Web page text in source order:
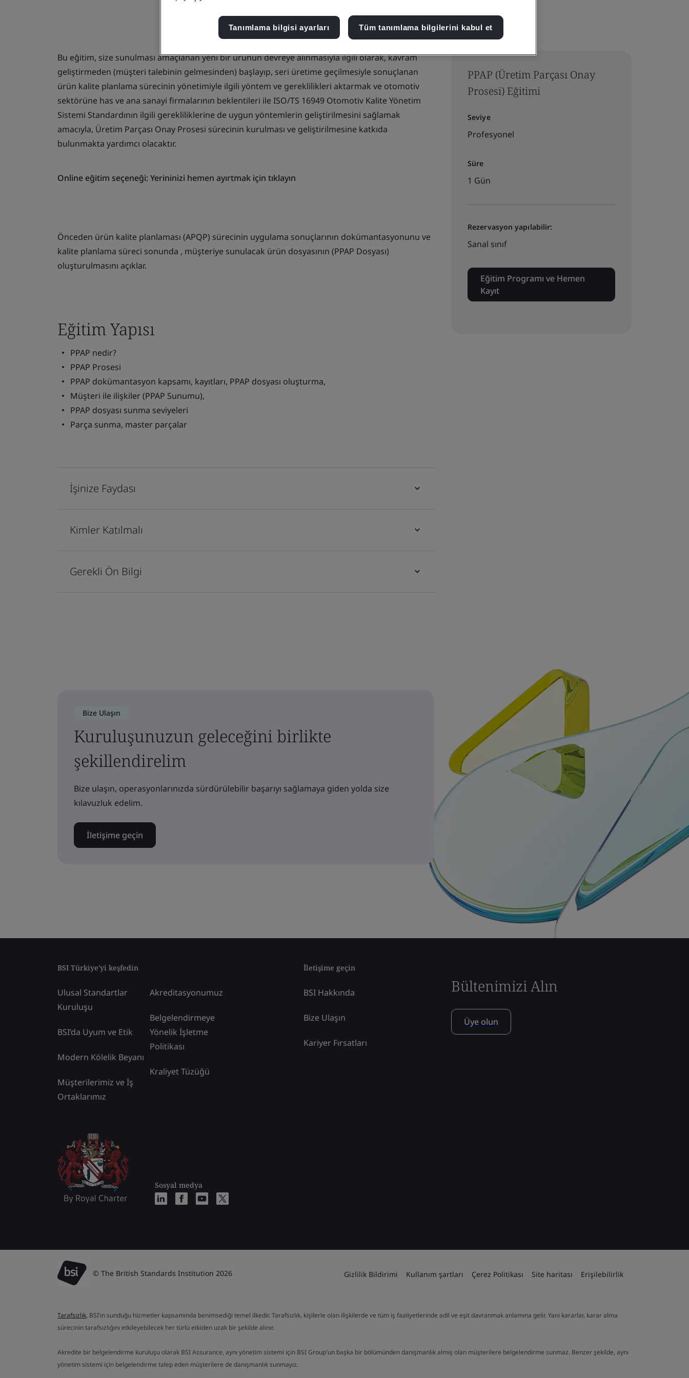
PPAP (Üretim Parçası Onay
Prosesi) Eğitimi
Seviye
Profesyonel
Süre
1 Gün
Rezervasyon yapılabilir:
Sanal sınıf
Eğitim Programı ve Hemen
Kayıt
Bu eğitim, size sunulması amaçlanan yeni bir ürünün devreye alınmasıyla ilgili olarak, kavram
geliştirmeden (müşteri talebinin gelmesinden) başlayıp, seri üretime geçilmesiyle sonuçlanan
ürün kalite planlama sürecinin yönetimiyle ilgili yöntem ve gereklilikleri aktarmak ve otomotiv
sektörüne has ve ana sanayi firmalarının beklentileri ile ISO/TS 16949 Otomotiv Kalite Yönetim
Sistemi Standardının ilgili gerekliliklerine de uygun yöntemlerin geliştirilmesini sağlamak
amacıyla, Üretim Parçası Onay Prosesi sürecinin kurulması ve geliştirilmesine katkıda
bulunmakta yardımcı olacaktır.
Online eğitim seçeneği: Yerininizi hemen ayırtmak için tıklayın
Önceden ürün kalite planlaması (APQP) sürecinin uygulama sonuçlarının dokümantasyonunu ve
kalite planlama süreci sonunda , müşteriye sunulacak ürün dosyasının (PPAP Dosyası)
oluşturulmasını açıklar.
Eğitim Yapısı
PPAP nedir?
PPAP Prosesi
PPAP dokümantasyon kapsamı, kayıtları, PPAP dosyası oluşturma,
Müşteri ile ilişkiler (PPAP Sunumu),
PPAP dosyası sunma seviyeleri
Parça sunma, master parçalar
İşinize Faydası
Kimler Katılmalı
Gerekli Ön Bilgi
Bize Ulaşın
Kuruluşunuzun geleceğini birlikte
şekillendirelim
Bize ulaşın, operasyonlarınızda sürdürülebilir başarıyı sağlamaya giden yolda size
kılavuzluk edelim.
İletişime geçin
BSI Türkiye'yi keşfedin
Ulusal Standartlar
Kuruluşu
BSI’da Uyum ve Etik
Modern Kölelik Beyanı
Müşterilerimiz ve İş
Ortaklarımız
Akreditasyonumuz
Belgelendirmeye
Yönelik İşletme
Politikası
Kraliyet Tüzüğü
Sosyal medya
İletişime geçin
BSI Hakkında
Bize Ulaşın
Kariyer Fırsatları
Bültenimizi Alın
Üye olun
© The British Standards Institution 2026 Gizlilik Bildirimi Kullanım şartları Çerez Politikası Site haritası Erişilebilirlik
Tarafsızlık, BSI’ın sunduğu hizmetler kapsamında benimsediği temel ilkedir. Tarafsızlık, kişilerle olan ilişkilerde ve tüm iş faaliyetlerinde adil ve eşit davranmak anlamına gelir. Yani kararlar, karar alma
sürecinin tarafsızlığını etkileyebilecek her türlü etkiden uzak bir şekilde alınır.
Akredite bir belgelendirme kuruluşu olarak BSI Assurance, aynı yönetim sistemi için BSI Group'un başka bir bölümünden danışmanlık almış olan müşterilere belgelendirme sunmaz. Benzer şekilde, aynı
yönetim sistemi için belgelendirme talep eden müşterilere de danışmanlık sunmayız.
Tanımlama bilgisi ayarları Tüm tanımlama bilgilerini kabul et